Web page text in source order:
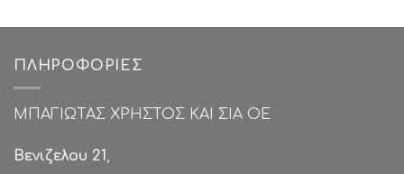
ΠΛΗΡΟΦΟΡΊΕΣ
ΜΠΑΓΙΩΤΑΣ ΧΡΗΣΤΟΣ ΚΑΙ ΣΙΑ ΟΕ
Βενιζελου 21,